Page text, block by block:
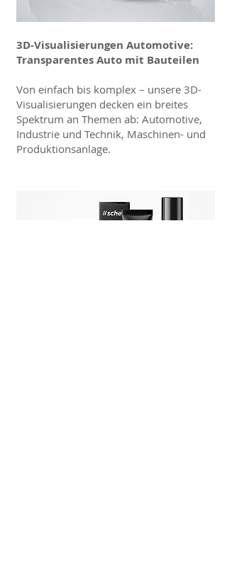
3D-Visualisierungen Automotive:
Transparentes Auto mit Bauteilen
Von einfach bis komplex – unsere 3D-
Visualisierungen decken ein breites
Spektrum an Themen ab: Automotive,
Industrie und Technik, Maschinen- und
Produktionsanlage.